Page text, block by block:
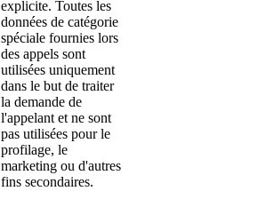
explicite. Toutes les
données de catégorie
spéciale fournies lors
des appels sont
utilisées uniquement
dans le but de traiter
la demande de
l'appelant et ne sont
pas utilisées pour le
profilage, le
marketing ou d'autres
fins secondaires.